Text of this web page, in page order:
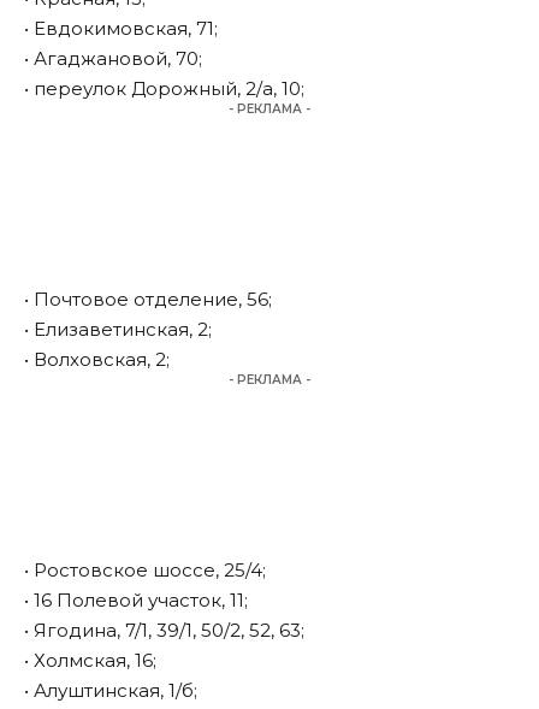
• Евдокимовская, 71;
• Агаджановой, 70;
• переулок Дорожный, 2/а, 10;
- РЕКЛАМА -
• Почтовое отделение, 56;
• Елизаветинская, 2;
• Волховская, 2;
- РЕКЛАМА -
• Ростовское шоссе, 25/4;
• 16 Полевой участок, 11;
• Ягодина, 7/1, 39/1, 50/2, 52, 63;
• Холмская, 16;
• Алуштинская, 1/б;